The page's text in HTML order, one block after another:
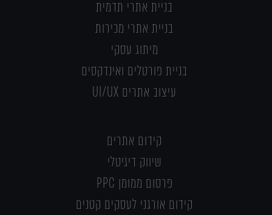
בניית אתרי תדמית
בניית אתרי מכירות
מיתוג עסקי
בניית פורטלים ואינדקסים
עיצוב אתרים UI/UX
קידום אתרים
שיווק דיגיטלי
פרסום ממומן PPC
קידום אורגני לעסקים קטנים